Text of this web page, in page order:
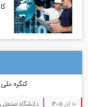
کنگره ملی آب و
دانشگاه صنعتی